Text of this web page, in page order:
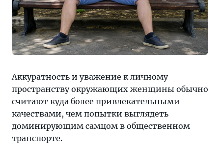
Аккуратность и уважение к личному
пространству окружающих женщины обычно
считают куда более привлекательными
качествами, чем попытки выглядеть
доминирующим самцом в общественном
транспорте.